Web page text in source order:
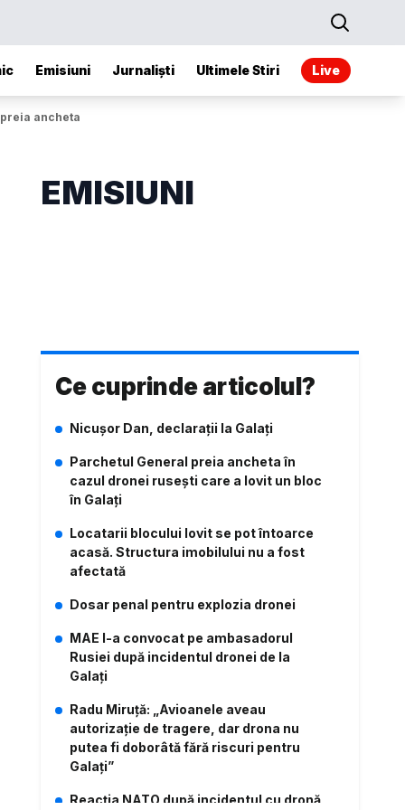
Emisiuni Jurnaliști Ultimele Stiri Live
ancheta
EMISIUNI
Ce cuprinde articolul?
Nicușor Dan, declarații la Galați
Parchetul General preia ancheta în
cazul dronei rusești care a lovit un bloc
în Galați
Locatarii blocului lovit se pot întoarce
acasă. Structura imobilului nu a fost
afectată
Dosar penal pentru explozia dronei
MAE l-a convocat pe ambasadorul
Rusiei după incidentul dronei de la
Galați
Radu Miruță: „Avioanele aveau
autorizație de tragere, dar drona nu
putea fi doborâtă fără riscuri pentru
Galați”
Reacția NATO după incidentul cu dronă